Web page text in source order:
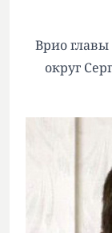
Врио
округ